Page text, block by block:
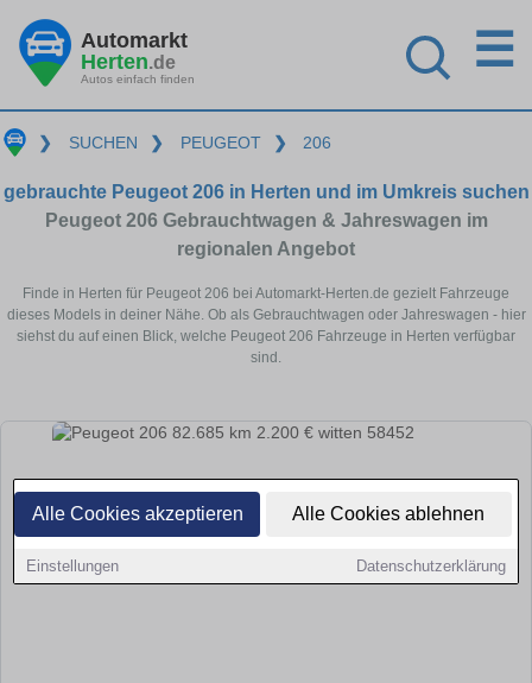
Alle Cookies akzeptieren Alle Cookies ablehnen
Einstellungen Datenschutzerklärung
Automarkt
Herten.de
Autos einfach finden
☰
❯ SUCHEN ❯ PEUGEOT ❯ 206
gebrauchte Peugeot 206 in Herten und im Umkreis suchen
Peugeot 206 Gebrauchtwagen & Jahreswagen im
regionalen Angebot
Finde in Herten für Peugeot 206 bei Automarkt-Herten.de gezielt Fahrzeuge
dieses Models in deiner Nähe. Ob als Gebrauchtwagen oder Jahreswagen - hier
siehst du auf einen Blick, welche Peugeot 206 Fahrzeuge in Herten verfügbar
sind.